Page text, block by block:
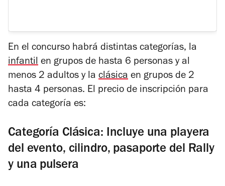
En el concurso habrá distintas categorías, la
infantil en grupos de hasta 6 personas y al
menos 2 adultos y la clásica en grupos de 2
hasta 4 personas. El precio de inscripción para
cada categoría es:
Categoría Clásica: Incluye una playera
del evento, cilindro, pasaporte del Rally
y una pulsera